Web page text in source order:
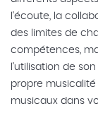
l'écoute, la
des limites de
compétences,
l'utilisation de
propre
musicaux dans